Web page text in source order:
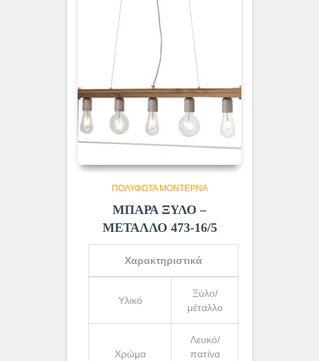
ΠΟΛΎΦΩΤΑ ΜΟΝΤΈΡΝΑ
ΜΠΑΡΑ ΞΥΛΟ –
ΜΕΤΑΛΛΟ 473-16/5
Χαρακτηριστικά
Υλικό
Ξύλο/
μέταλλο
Χρώμα
Λευκό/
πατίνα